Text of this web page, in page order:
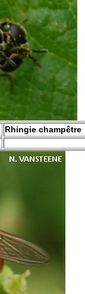
Rhingie champêtre